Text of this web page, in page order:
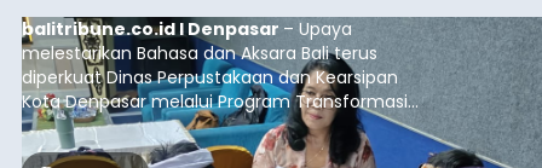
balitribune.co.id I Denpasar – Upaya
melestarikan Bahasa dan Aksara Bali terus
diperkuat Dinas Perpustakaan dan Kearsipan
Kota Denpasar melalui Program Transformasi
Perpustakaan Berbasis Inklusi Sosial (TPBIS).
Tahun ini, sebanyak 63 siswa kelas IV dan V SD